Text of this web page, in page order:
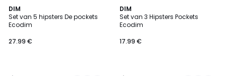
DIM
Set van 5 hipsters De pockets
Ecodim
27.99 €
4.1
/ 5
2
Kleuren
DIM
Set van 3 Hipsters Pockets
Ecodim
17.99 €
4.2
/ 5
3
Kleuren